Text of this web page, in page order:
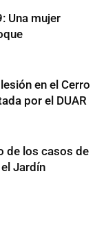
Una mujer
en el Cerro
por el DUAR
de los casos de
Jardín